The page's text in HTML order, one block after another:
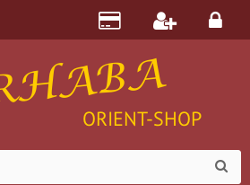
ORIENT-SHOP